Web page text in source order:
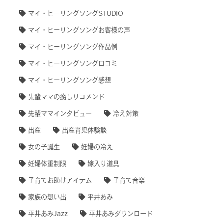
マイ・ヒーリングソングSTUDIO
マイ・ヒーリングソングお客様の声
マイ・ヒーリングソング作品例
マイ・ヒーリングソング口コミ
マイ・ヒーリングソング感想
先輩ママの癒しリコメンド
先輩ママインタビュー 冷え対策
出産 出産育児体験談
女の子誕生 妊婦の冷え
妊婦体重制限 嫁入り道具
子育てお助けアイテム 子育て音楽
家族の想い出 平井あみ
平井あみJazz 平井あみダウンロード